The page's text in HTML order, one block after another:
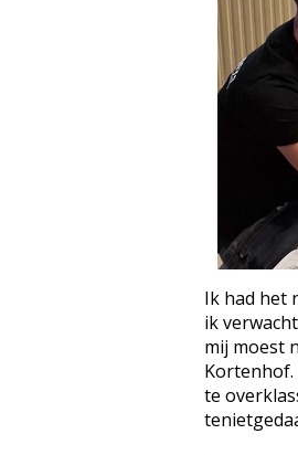
Ik had het
ik
mij moest
Kortenhof.
te